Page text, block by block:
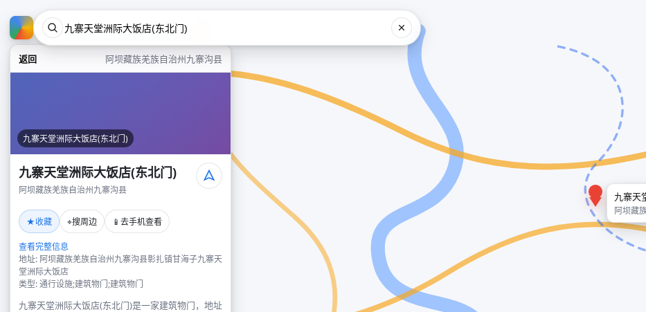
返回 阿坝藏族羌族自治州九寨沟县
九寨天堂洲际大饭店(东北门)
九寨天堂洲际大饭店(东北门)
阿坝藏族羌族自治州九寨沟县
★收藏 ⌖搜周边 📱 去手机查看
查看完整信息
地址: 阿坝藏族羌族自治州九寨沟县彰扎镇甘海子九寨天
堂洲际大饭店
类型: 通行设施;建筑物门;建筑物门
九寨天堂洲际大饭店(东北门)是一家建筑物门，地址
九寨天
阿坝藏